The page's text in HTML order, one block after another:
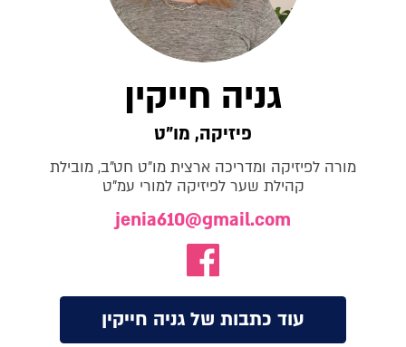
גניה חייקין
פיזיקה, מו"ט
מורה לפיזיקה ומדריכה ארצית מו"ט חט"ב, מובילת
קהילת שער לפיזיקה למורי עמ"ט
jenia610@gmail.com
עוד כתבות של גניה חייקין